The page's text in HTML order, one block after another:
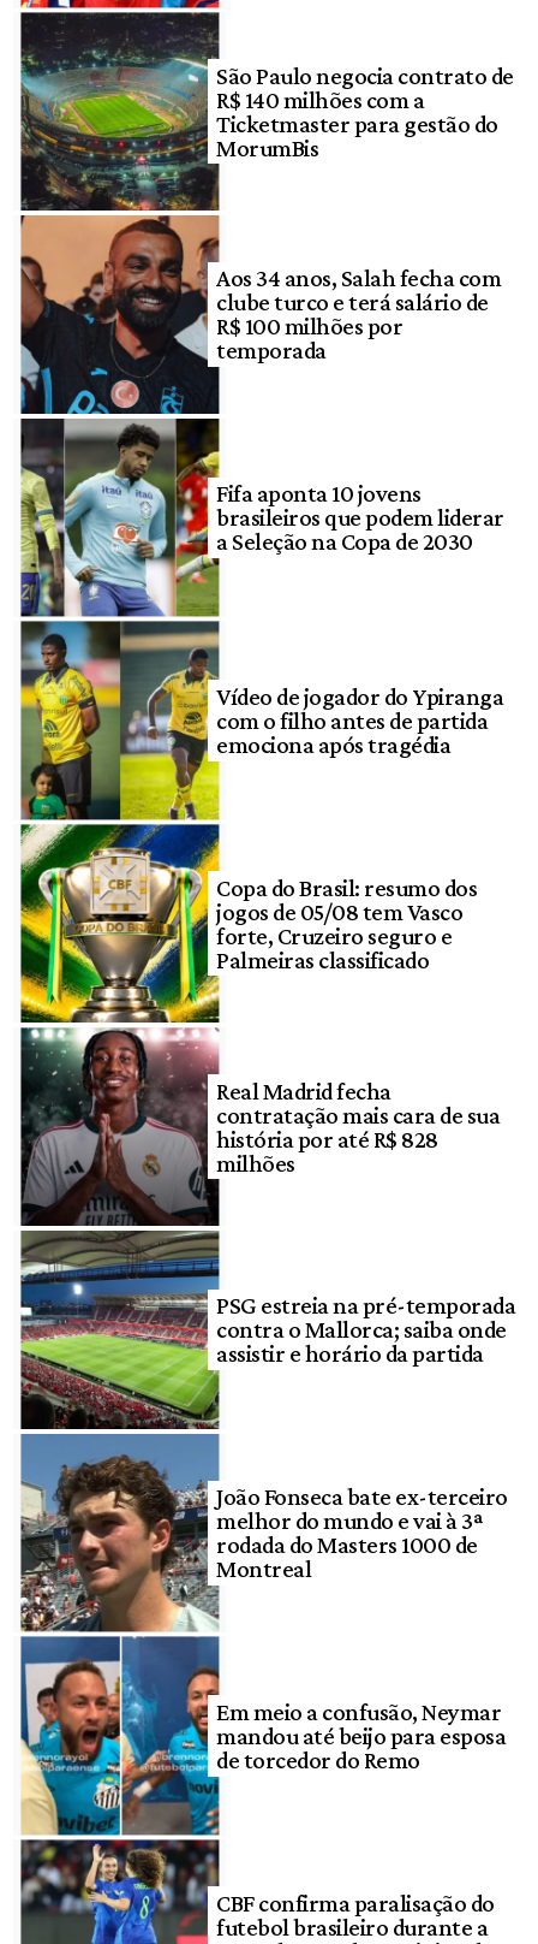
São Paulo negocia contrato de
R$ 140 milhões com a
Ticketmaster para gestão do
MorumBis
Aos 34 anos, Salah fecha com
clube turco e terá salário de
R$ 100 milhões por
temporada
Fifa aponta 10 jovens
brasileiros que podem liderar
a Seleção na Copa de 2030
Vídeo de jogador do Ypiranga
com o filho antes de partida
emociona após tragédia
Copa do Brasil: resumo dos
jogos de 05/08 tem Vasco
forte, Cruzeiro seguro e
Palmeiras classificado
Real Madrid fecha
contratação mais cara de sua
história por até R$ 828
milhões
PSG estreia na pré-temporada
contra o Mallorca; saiba onde
assistir e horário da partida
João Fonseca bate ex-terceiro
melhor do mundo e vai à 3ª
rodada do Masters 1000 de
Montreal
Em meio a confusão, Neymar
mandou até beijo para esposa
de torcedor do Remo
CBF confirma paralisação do
futebol brasileiro durante a